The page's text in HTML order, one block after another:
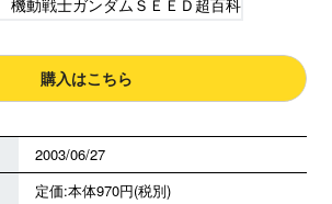
購入はこちら
2003/06/27
定価:本体970円(税別)